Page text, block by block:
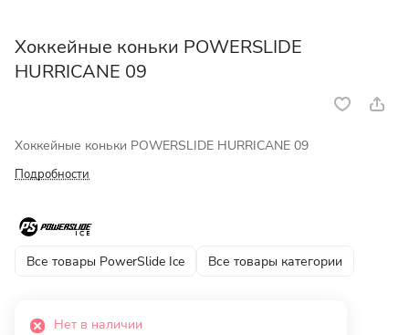
Хоккейные коньки POWERSLIDE
HURRICANE 09
Хоккейные коньки POWERSLIDE HURRICANE 09
Подробности
Все товары PowerSlide Ice Все товары категории
Нет в наличии